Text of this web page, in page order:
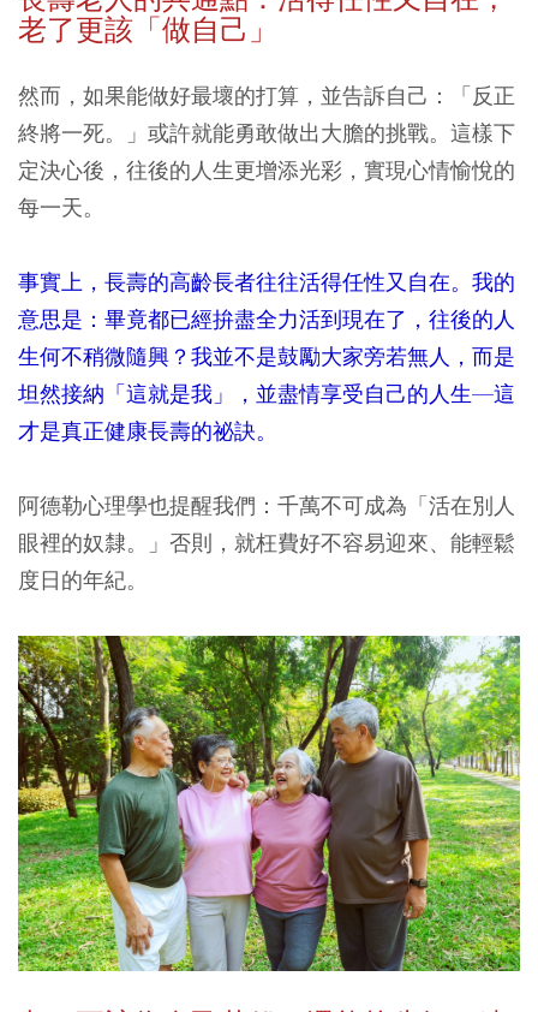
老了更該「做自己」
然而，如果能做好最壞的打算，並告訴自己：「反正
終將一死。」或許就能勇敢做出大膽的挑戰。這樣下
定決心後，往後的人生更增添光彩，實現心情愉悅的
每一天。
事實上，長壽的高齡長者往往活得任性又自在。我的
意思是：畢竟都已經拚盡全力活到現在了，往後的人
生何不稍微隨興？我並不是鼓勵大家旁若無人，而是
坦然接納「這就是我」，並盡情享受自己的人生—這
才是真正健康長壽的祕訣。
阿德勒心理學也提醒我們：千萬不可成為「活在別人
眼裡的奴隸。」否則，就枉費好不容易迎來、能輕鬆
度日的年紀。